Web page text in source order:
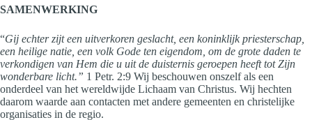
SAMENWERKING
“Gij echter zijt een uitverkoren geslacht, een koninklijk priesterschap,
een heilige natie, een volk Gode ten eigendom, om de grote daden te
verkondigen van Hem die u uit de duisternis geroepen heeft tot Zijn
wonderbare licht.” 1 Petr. 2:9 Wij beschouwen onszelf als een
onderdeel van het wereldwijde Lichaam van Christus. Wij hechten
daarom waarde aan contacten met andere gemeenten en christelijke
organisaties in de regio.